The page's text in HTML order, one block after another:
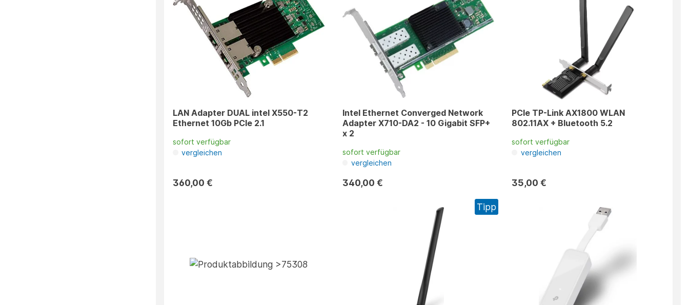
LAN Adapter DUAL intel X550-T2
Ethernet 10Gb PCIe 2.1
sofort verfügbar
vergleichen
360,00 €
Intel Ethernet Converged Network
Adapter X710-DA2 - 10 Gigabit SFP+
x 2
sofort verfügbar
vergleichen
340,00 €
PCIe TP-Link AX1800 WLAN
802.11AX + Bluetooth 5.2
sofort verfügbar
vergleichen
35,00 €
Tipp